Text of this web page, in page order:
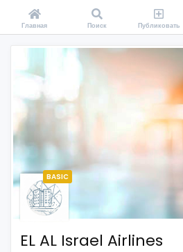
BASIC
EL AL Israel Airlines
Главная Поиск Публиковать